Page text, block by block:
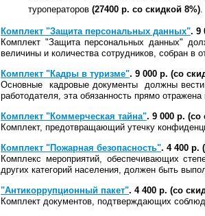
туроператоров (27400 р. со скидкой 8%).
Комплект "Защита персональных данных". 9
Комплект "Защита персональных данных"
величины и количества сотрудников, собран в
Комплект "Кадры в туризме". 9 000 р. (со
Основные кадровые документы должны вести
работодателя, эта обязанность прямо
Комплект "Коммерческая тайна". 9 000 р. (со
Комплект, предотвращающий утечку
Комплект "Пожарная безопасность". 4 400 р.
Комплекс мероприятий, обеспечивающих
других категорий населения, должен быть
"Антикоррупционный пакет". 4 400 р. (со
Комплект документов, подтверждающих